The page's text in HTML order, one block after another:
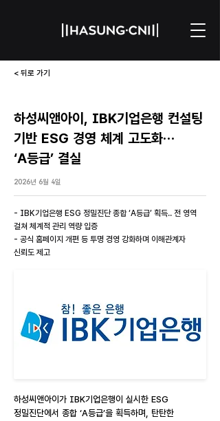
< 뒤로 가기
하성씨앤아이, IBK기업은행 컨설팅
기반 ESG 경영 체계 고도화…
‘A등급’ 결실
2026년 6월 4일
- IBK기업은행 ESG 정밀진단 종합 ‘A등급’ 획득.. 전 영역
걸쳐 체계적 관리 역량 입증
- 공식 홈페이지 개편 등 투명 경영 강화하며 이해관계자
신뢰도 제고
하성씨앤아이가 IBK기업은행이 실시한 ESG
정밀진단에서 종합 ‘A등급’을 획득하며, 탄탄한